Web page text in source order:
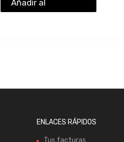
Añadir al
ENLACES RÁPIDOS
Tus facturas